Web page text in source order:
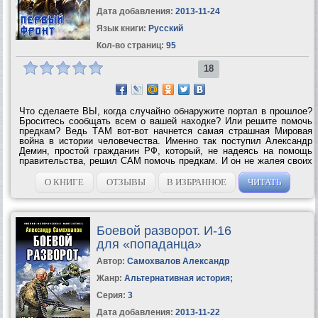
Дата добавления: 2013-11-24
Язык книги: Русский
Кол-во страниц: 95
18
Что сделаете ВЫ, когда случайно обнаружите портал в прошлое?
Броситесь сообщать всем о вашей находке? Или решите помочь
предкам? Ведь ТАМ вот-вот начнется самая страшная Мировая
война в истории человечества. Именно так поступил Александр
Демин, простой гражданин РФ, который, не надеясь на помощь
правительства, решил САМ помочь предкам. И он не жалея своих
сил бросился на помощь СССР, к Сталину, к Берии, к...
О КНИГЕ
ОТЗЫВЫ В ИЗБРАННОЕ ЧИТАТЬ
Боевой разворот. И-16
для «попаданца»
Автор: Самохвалов Александр
Жанр: Альтернативная история;
Серия: 3
Дата добавления: 2013-11-22